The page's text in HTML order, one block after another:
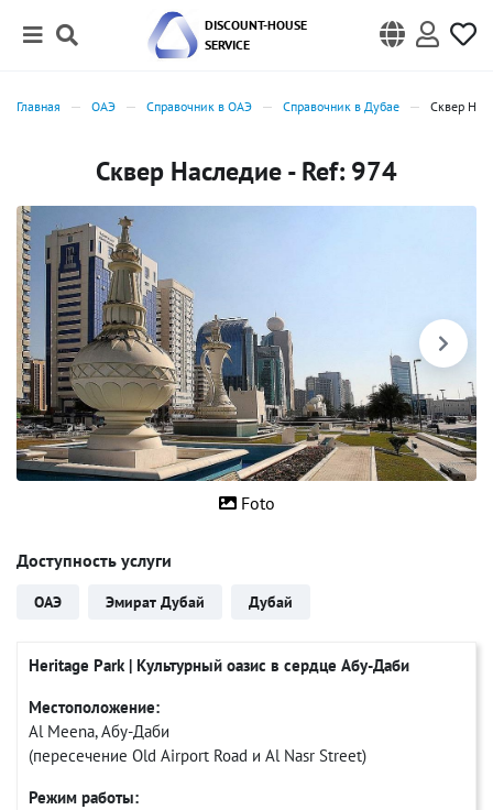
DISCOUNT-HOUSE
SERVICE
Главная ОАЭ Справочник в ОАЭ Справочник в Дубае Сквер
Сквер Наследие - Ref: 974
Foto
Доступность услуги
ОАЭ Эмират Дубай Дубай
Heritage Park | Культурный оазис в сердце Абу-Даби
Местоположение:
Al Meena, Абу-Даби
(пересечение Old Airport Road и Al Nasr Street)
Режим работы: